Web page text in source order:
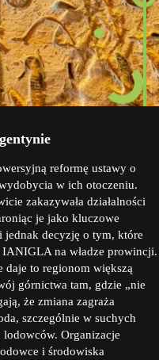
reformę ustawy o
w ich otoczeniu.
zakazywała działalności
je jako kluczowe
jednak decyzję o tym, które
na władze prowincji.
to regionom większą
górnictwa tam, gdzie „nie
że zmiana zagraża
szczególnie w suchych
Organizacje
i środowiska